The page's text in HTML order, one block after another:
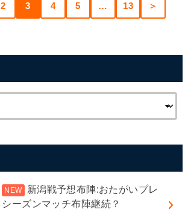
2 3 4 5 … 13 ＞
新潟戦予想布陣:おたがいプレ
シーズンマッチ布陣継続？